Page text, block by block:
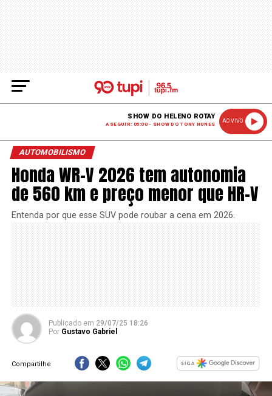
SHOW DO HELENO ROTAY
A SEGUIR: 05:00 - SHOW DO TONY NUNES
AO VIVO
AUTOMOBILISMO
Honda WR-V 2026 tem autonomia
de 560 km e preço menor que HR-V
Entenda por que esse SUV pode roubar a cena em 2026.
Publicado em 29/07/25 18:26
Por Gustavo Gabriel
Compartilhe